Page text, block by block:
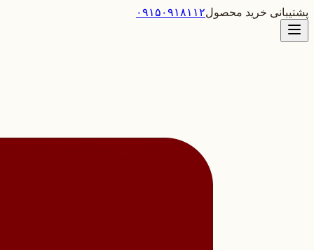
پشتیبانی خرید محصول۰۹۱۵۰۹۱۸۱۱۲